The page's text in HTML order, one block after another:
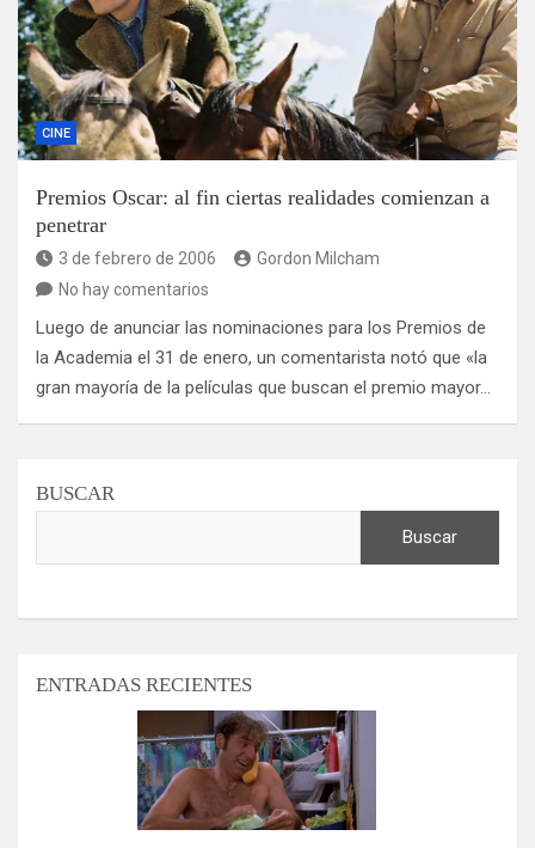
CINE
Premios Oscar: al fin ciertas realidades comienzan a
penetrar
3 de febrero de 2006
Gordon Milcham
No hay comentarios
Luego de anunciar las nominaciones para los Premios de
la Academia el 31 de enero, un comentarista notó que «la
gran mayoría de la películas que buscan el premio mayor…
BUSCAR
Buscar
ENTRADAS RECIENTES